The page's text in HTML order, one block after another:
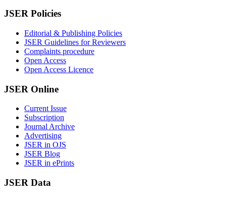
JSER Policies
Editorial & Publishing Policies
JSER Guidelines for Reviewers
Complaints procedure
Open Access
Open Access Licence
JSER Online
Current Issue
Subscription
Journal Archive
Advertising
JSER in OJS
JSER Blog
JSER in ePrints
JSER Data